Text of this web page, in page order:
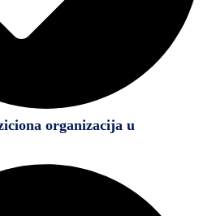
organizacija u